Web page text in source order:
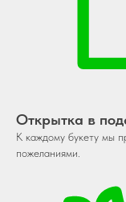
Открытка в
К каждому букету мы
пожеланиями.